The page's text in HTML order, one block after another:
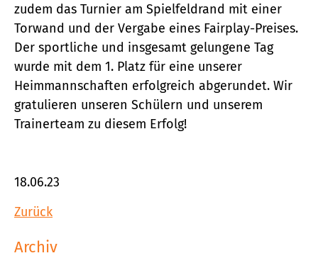
zudem das Turnier am Spielfeldrand mit einer
Torwand und der Vergabe eines Fairplay-Preises.
Der sportliche und insgesamt gelungene Tag
wurde mit dem 1. Platz für eine unserer
Heimmannschaften erfolgreich abgerundet. Wir
gratulieren unseren Schülern und unserem
Trainerteam zu diesem Erfolg!
18.06.23
Zurück
Archiv